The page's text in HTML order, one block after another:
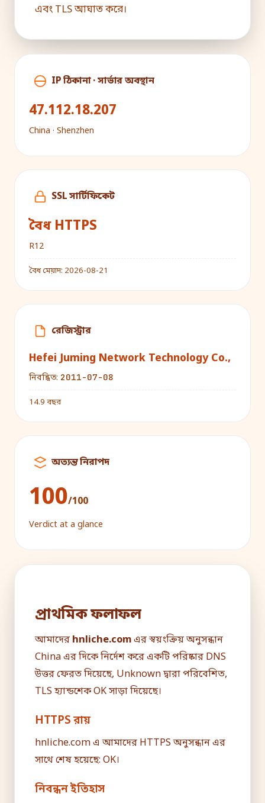
এবং TLS আঘাত করে।
IP ঠিকানা · সার্ভার অবস্থান
47.112.18.207
China · Shenzhen
SSL সার্টিফিকেট
বৈধ HTTPS
R12
বৈধ মেয়াদ: 2026-08-21
রেজিস্ট্রার
Hefei Juming Network Technology Co.,
নিবন্ধিত: 2011-07-08
14.9 বছর
অত্যন্ত নিরাপদ
100/100
Verdict at a glance
প্রাথমিক ফলাফল
আমাদের hnliche.comএর স্বয়ংক্রিয় অনুসন্ধান
China এর দিকে নির্দেশ করে একটি পরিষ্কার DNS
উত্তর ফেরত দিয়েছে, Unknown দ্বারা পরিবেশিত,
TLS হ্যান্ডশেক OK সাড়া দিয়েছে।
HTTPS রায়
hnliche.com এ আমাদের HTTPS অনুসন্ধান এর
সাথে শেষ হয়েছে: OK।
নিবন্ধন ইতিহাস